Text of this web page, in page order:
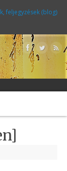
feljegyzések (blog)